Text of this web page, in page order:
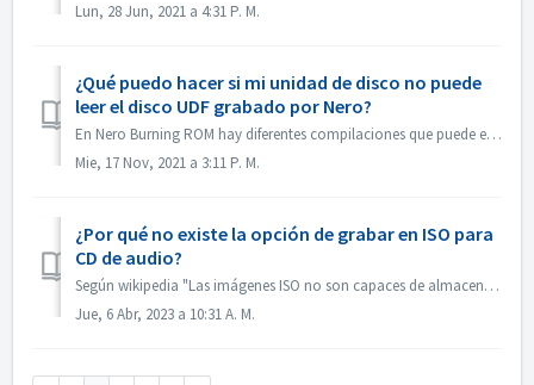
Lun, 28 Jun, 2021 a 4:31 P. M.
¿Qué puedo hacer si mi unidad de disco no puede
leer el disco UDF grabado por Nero?
En Nero Burning ROM hay diferentes compilaciones que puede elegir. Si graba un disco UDF, pero la compatibilidad de su unidad de disco y el UDF no es tan ...
Mie, 17 Nov, 2021 a 3:11 P. M.
¿Por qué no existe la opción de grabar en ISO para
CD de audio?
Según wikipedia "Las imágenes ISO no son capaces de almacenar y recrear discos CD-Audio, debido a que los discos CD-Audio no utilizan un sistema de ar...
Jue, 6 Abr, 2023 a 10:31 A. M.